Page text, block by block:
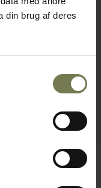
din brug af deres